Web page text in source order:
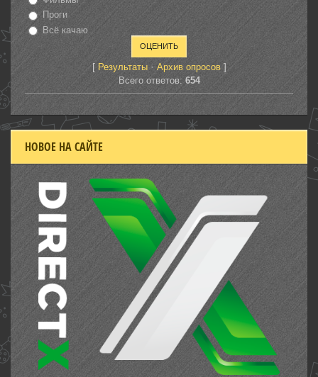
Проги
Всё качаю
[ Результаты· Архив опросов]
Всего ответов: 654
НОВОЕ НА САЙТЕ